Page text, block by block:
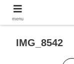
IMG_8542
menu